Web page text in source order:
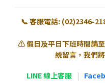
📞 客服電話: (02)2346-
⚠️ 假日及平日下班時間請
統留言，我們
LINE 線上客服 |